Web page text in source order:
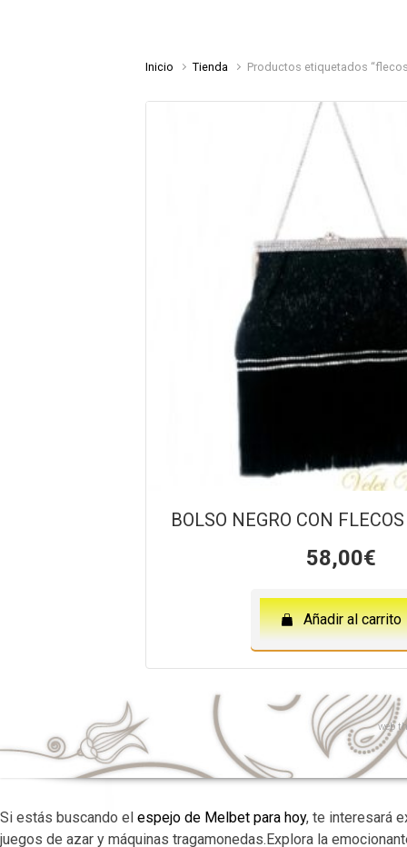
Inicio Tienda Productos etiquetados
BOLSO NEGRO CON
58,00€
Añadir al carrito
web
Si estás buscando el espejo de Melbet para hoy, te interesará
juegos de azar y máquinas tragamonedas.Explora la